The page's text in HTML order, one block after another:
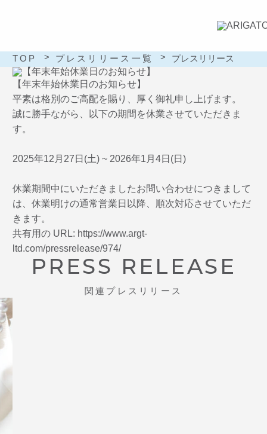
TOP プレスリリース一覧 プレスリリース
【年末年始休業日のお知らせ】
平素は格別のご高配を賜り、厚く御礼申し上げます。
誠に勝手ながら、以下の期間を休業させていただきま
す。
2025年12月27日(土) ~ 2026年1月4日(日)
休業期間中にいただきましたお問い合わせにつきまして
は、休業明けの通常営業日以降、順次対応させていただ
きます。
共有用の URL: https://www.argt-
ltd.com/pressrelease/974/
PRESS RELEASE
関連プレスリリース